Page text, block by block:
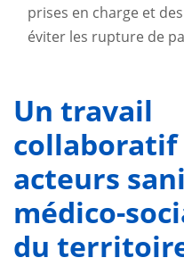
prises en charge et
éviter les rupture de
Un travail
collaboratif
acteurs
médico-
du